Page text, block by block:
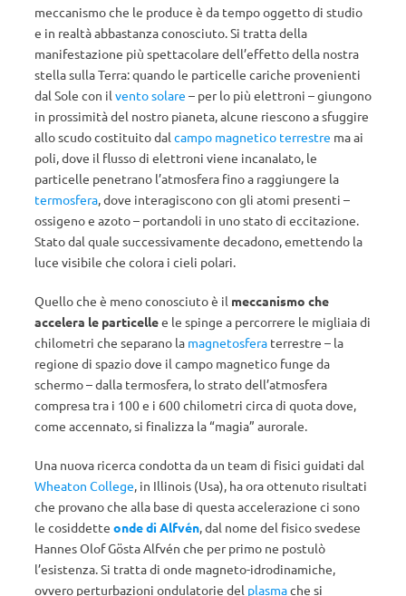
meccanismo che le produce è da tempo oggetto di studio
e in realtà abbastanza conosciuto. Si tratta della
manifestazione più spettacolare dell’effetto della nostra
stella sulla Terra: quando le particelle cariche provenienti
dal Sole con il vento solare – per lo più elettroni – giungono
in prossimità del nostro pianeta, alcune riescono a sfuggire
allo scudo costituito dal campo magnetico terrestre ma ai
poli, dove il flusso di elettroni viene incanalato, le
particelle penetrano l’atmosfera fino a raggiungere la
termosfera, dove interagiscono con gli atomi presenti –
ossigeno e azoto – portandoli in uno stato di eccitazione.
Stato dal quale successivamente decadono, emettendo la
luce visibile che colora i cieli polari.
Quello che è meno conosciuto è il meccanismo che
accelera le particellee le spinge a percorrere le migliaia di
chilometri che separano la magnetosfera terrestre – la
regione di spazio dove il campo magnetico funge da
schermo – dalla termosfera, lo strato dell’atmosfera
compresa tra i 100 e i 600 chilometri circa di quota dove,
come accennato, si finalizza la “magia” aurorale.
Una nuova ricerca condotta da un team di fisici guidati dal
Wheaton College, in Illinois (Usa), ha ora ottenuto risultati
che provano che alla base di questa accelerazione ci sono
le cosiddette onde di Alfvén, dal nome del fisico svedese
Hannes Olof Gösta Alfvén che per primo ne postulò
l’esistenza. Si tratta di onde magneto-idrodinamiche,
ovvero perturbazioni ondulatorie del plasmache si